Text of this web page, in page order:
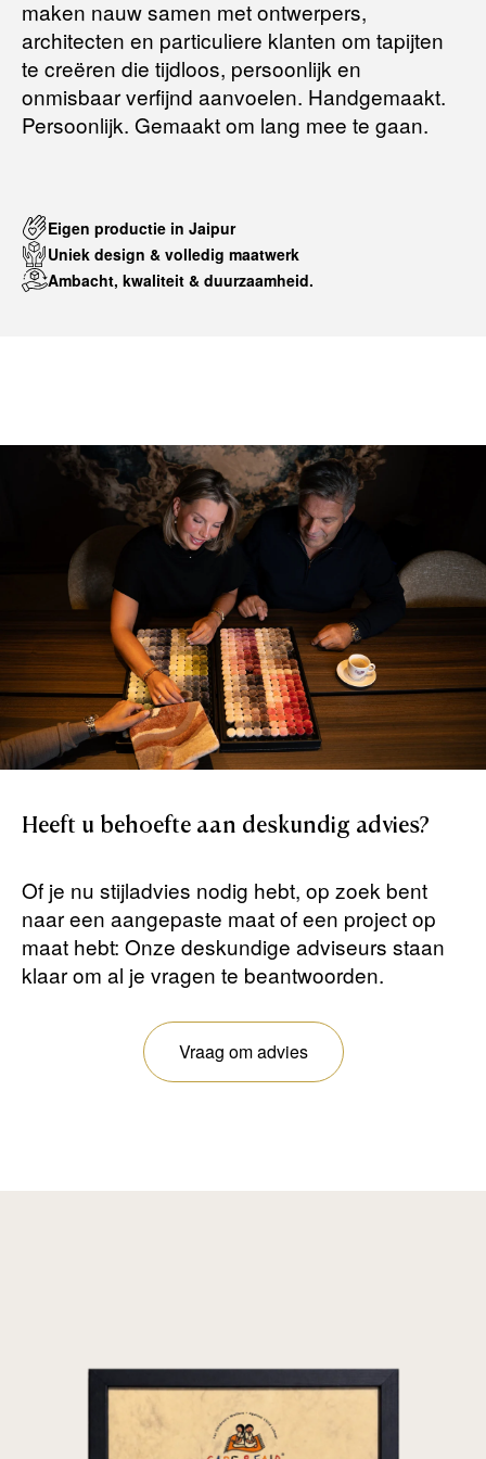
Terugbetalingsbeleid
maken nauw samen met ontwerpers,
architecten en particuliere klanten om tapijten
te creëren die tijdloos, persoonlijk en
onmisbaar verfijnd aanvoelen. Handgemaakt.
Persoonlijk. Gemaakt om lang mee te gaan.
Eigen productie in Jaipur
Uniek design & volledig maatwerk
Ambacht, kwaliteit & duurzaamheid.
Heeft u behoefte aan deskundig advies?
Of je nu stijladvies nodig hebt, op zoek bent
naar een aangepaste maat of een project op
maat hebt: Onze deskundige adviseurs staan ​​
klaar om al je vragen te beantwoorden.
Vraag om advies